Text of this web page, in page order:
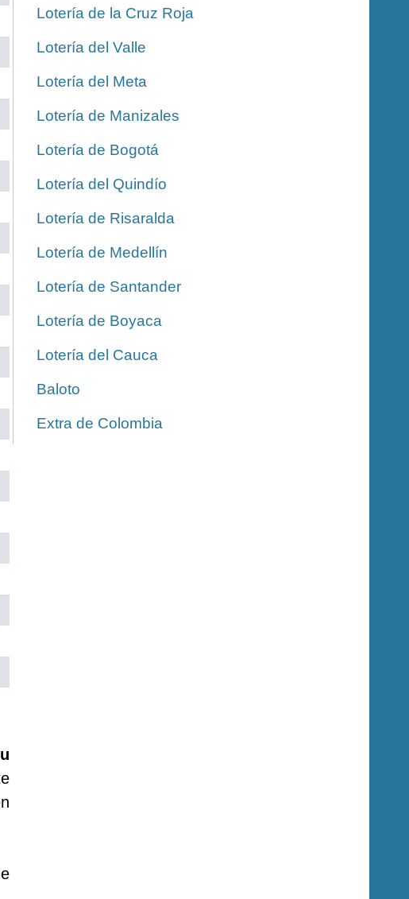
Lotería de la Cruz Roja
Lotería del Valle
Lotería del Meta
Lotería de Manizales
Lotería de Bogotá
Lotería del Quindío
Lotería de Risaralda
Lotería de Medellín
Lotería de Santander
Lotería de Boyaca
Lotería del Cauca
Baloto
Extra de Colombia